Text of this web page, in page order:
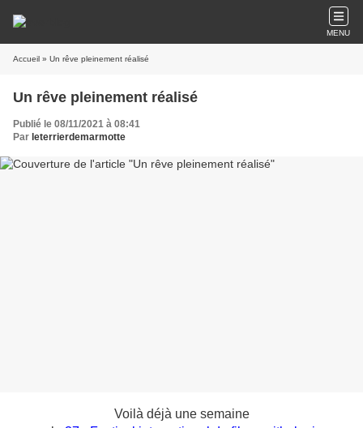
MENU
Accueil » Un rêve pleinement réalisé
Un rêve pleinement réalisé
Publié le 08/11/2021 à 08:41
Par leterrierdemarmotte
Voilà déjà une semaine